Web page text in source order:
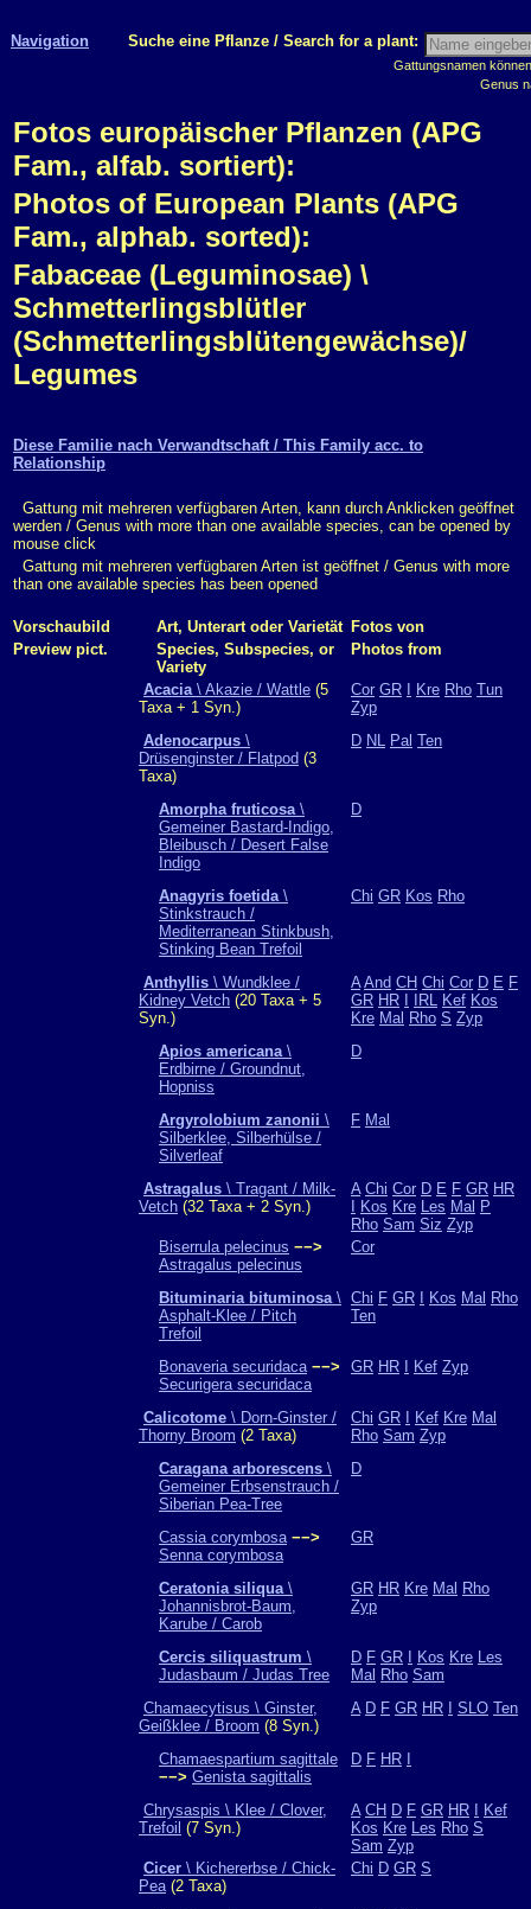
Navigation Suche eine Pflanze / Search for a plant:
Gattungsnamen
Genus
Fotos europäischer Pflanzen (APG
Fam., alfab. sortiert):
Photos of European Plants (APG
Fam., alphab. sorted):
Fabaceae (Leguminosae) \
Schmetterlingsblütler
(Schmetterlingsblütengewächse)/
Legumes
Diese Familie nach Verwandtschaft / This Family acc. to
Relationship
Gattung mit mehreren verfügbaren Arten, kann durch Anklicken geöffnet
werden / Genus with more than one available species, can be opened by
mouse click
Gattung mit mehreren verfügbaren Arten ist geöffnet / Genus with more
than one available species has been opened
Vorschaubild Art, Unterart oder Varietät Fotos von
Preview pict.
Species, Subspecies, or
Variety
Photos from
Acacia\ Akazie / Wattle (5
Taxa + 1 Syn.)
Cor GR Kre Rho Tun
Zyp
Adenocarpus \
Drüsenginster / Flatpod (3
Taxa)
D NL Pal Ten
Amorpha fruticosa\
Gemeiner Bastard-Indigo,
Bleibusch / Desert False
Indigo
D
Anagyris foetida\
Stinkstrauch /
Mediterranean Stinkbush,
Stinking Bean Trefoil
Chi GR Kos Rho
Anthyllis \ Wundklee /
Kidney Vetch (20 Taxa + 5
Syn.)
A And CH Chi Cor D E F
GR HR IRL Kef Kos
Kre Mal Rho S Zyp
Apios americana\
Erdbirne / Groundnut,
Hopniss
D
Argyrolobium zanonii \
Silberklee, Silberhülse /
Silverleaf
F Mal
Astragalus \ Tragant / Milk-
Vetch (32 Taxa + 2 Syn.)
A Chi Cor D E F GR HR
Kos Kre Les Mal P
Rho Sam Siz Zyp
Biserrula pelecinus −−>
Astragalus pelecinus
Cor
Bituminaria bituminosa\
Asphalt-Klee / Pitch
Trefoil
Chi F GR Kos Mal Rho
Ten
Bonaveria securidaca −−>
Securigera securidaca
GR HR Kef Zyp
Calicotome \ Dorn-Ginster /
Thorny Broom (2 Taxa)
Chi GR Kef Kre Mal
Rho Sam Zyp
Caragana arborescens \
Gemeiner Erbsenstrauch /
Siberian Pea-Tree
D
Cassia corymbosa −−>
Senna corymbosa
GR
Ceratonia siliqua\
Johannisbrot-Baum,
Karube / Carob
GR HR Kre Mal Rho
Zyp
Cercis siliquastrum \
Judasbaum / Judas Tree
D F GR Kos Kre Les
Mal Rho Sam
Chamaecytisus \ Ginster,
Geißklee / Broom (8 Syn.)
A D F GR HR SLO Ten
Chamaespartium sagittale
−−> Genista sagittalis
D F HR
Chrysaspis \ Klee / Clover,
Trefoil (7 Syn.)
A CH D F GR HR
Kef
Kos Kre Les Rho S
Sam Zyp
Cicer \ Kichererbse / Chick-
Pea(2 Taxa)
Chi D GR S